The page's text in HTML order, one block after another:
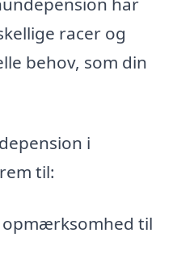
racer og
behov, som din
i
til:
opmærksomhed til